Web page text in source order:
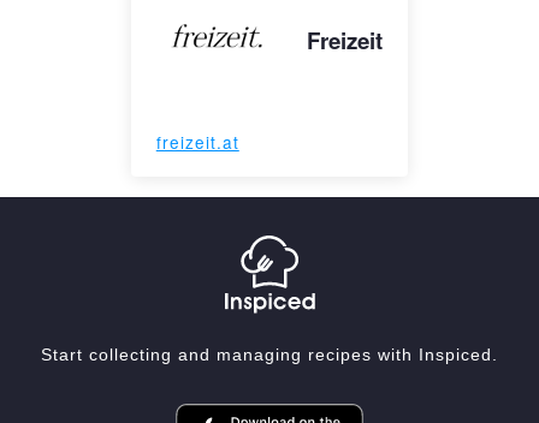
Freizeit
freizeit.at
Start collecting and managing recipes with Inspiced.